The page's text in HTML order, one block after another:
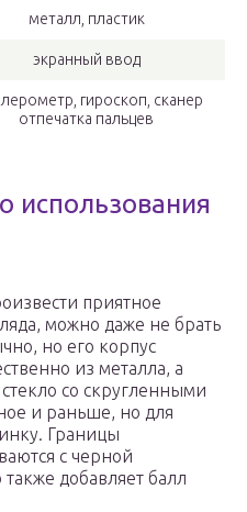
металл, пластик
экранный ввод
гироскоп, сканер
отпечатка пальцев
использования
приятное
можно даже не брать
но его корпус
из металла, а
со скругленными
и раньше, но для
Границы
с черной
добавляет балл